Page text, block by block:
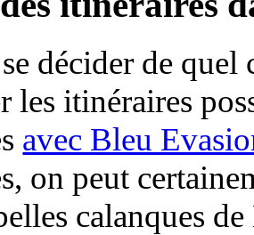
décider de
les itinéraires
avec Bleu
on peut
calanques